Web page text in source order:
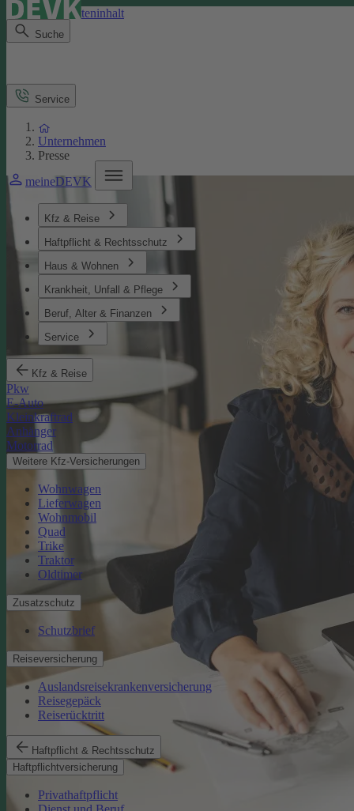
Direkt zum Seiteninhalt
Suche
meineDEVK
Kfz & Reise
Haftpflicht & Rechtsschutz
Haus & Wohnen
Krankheit, Unfall & Pflege
Beruf, Alter & Finanzen
Service
Kfz & Reise
Pkw
E-Auto
Kleinkraftrad
Anhänger
Motorrad
Weitere Kfz-Versicherungen
Wohnwagen
Lieferwagen
Wohnmobil
Quad
Trike
Traktor
Oldtimer
Zusatzschutz
Schutzbrief
Reiseversicherung
Auslandsreisekrankenversicherung
Reisegepäck
Reiserücktritt
Haftpflicht & Rechtsschutz
Haftpflichtversicherung
Privathaftpflicht
Service
Unternehmen
Presse